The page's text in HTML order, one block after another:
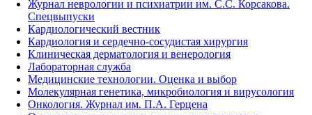
Журнал неврологии и психиатрии им. С.С. Корсакова.
Спецвыпуски
Кардиологический вестник
Кардиология и сердечно-сосудистая хирургия
Клиническая дерматология и венерология
Лабораторная служба
Медицинские технологии. Оценка и выбор
Молекулярная генетика, микробиология и вирусология
Онкология. Журнал им. П.А. Герцена